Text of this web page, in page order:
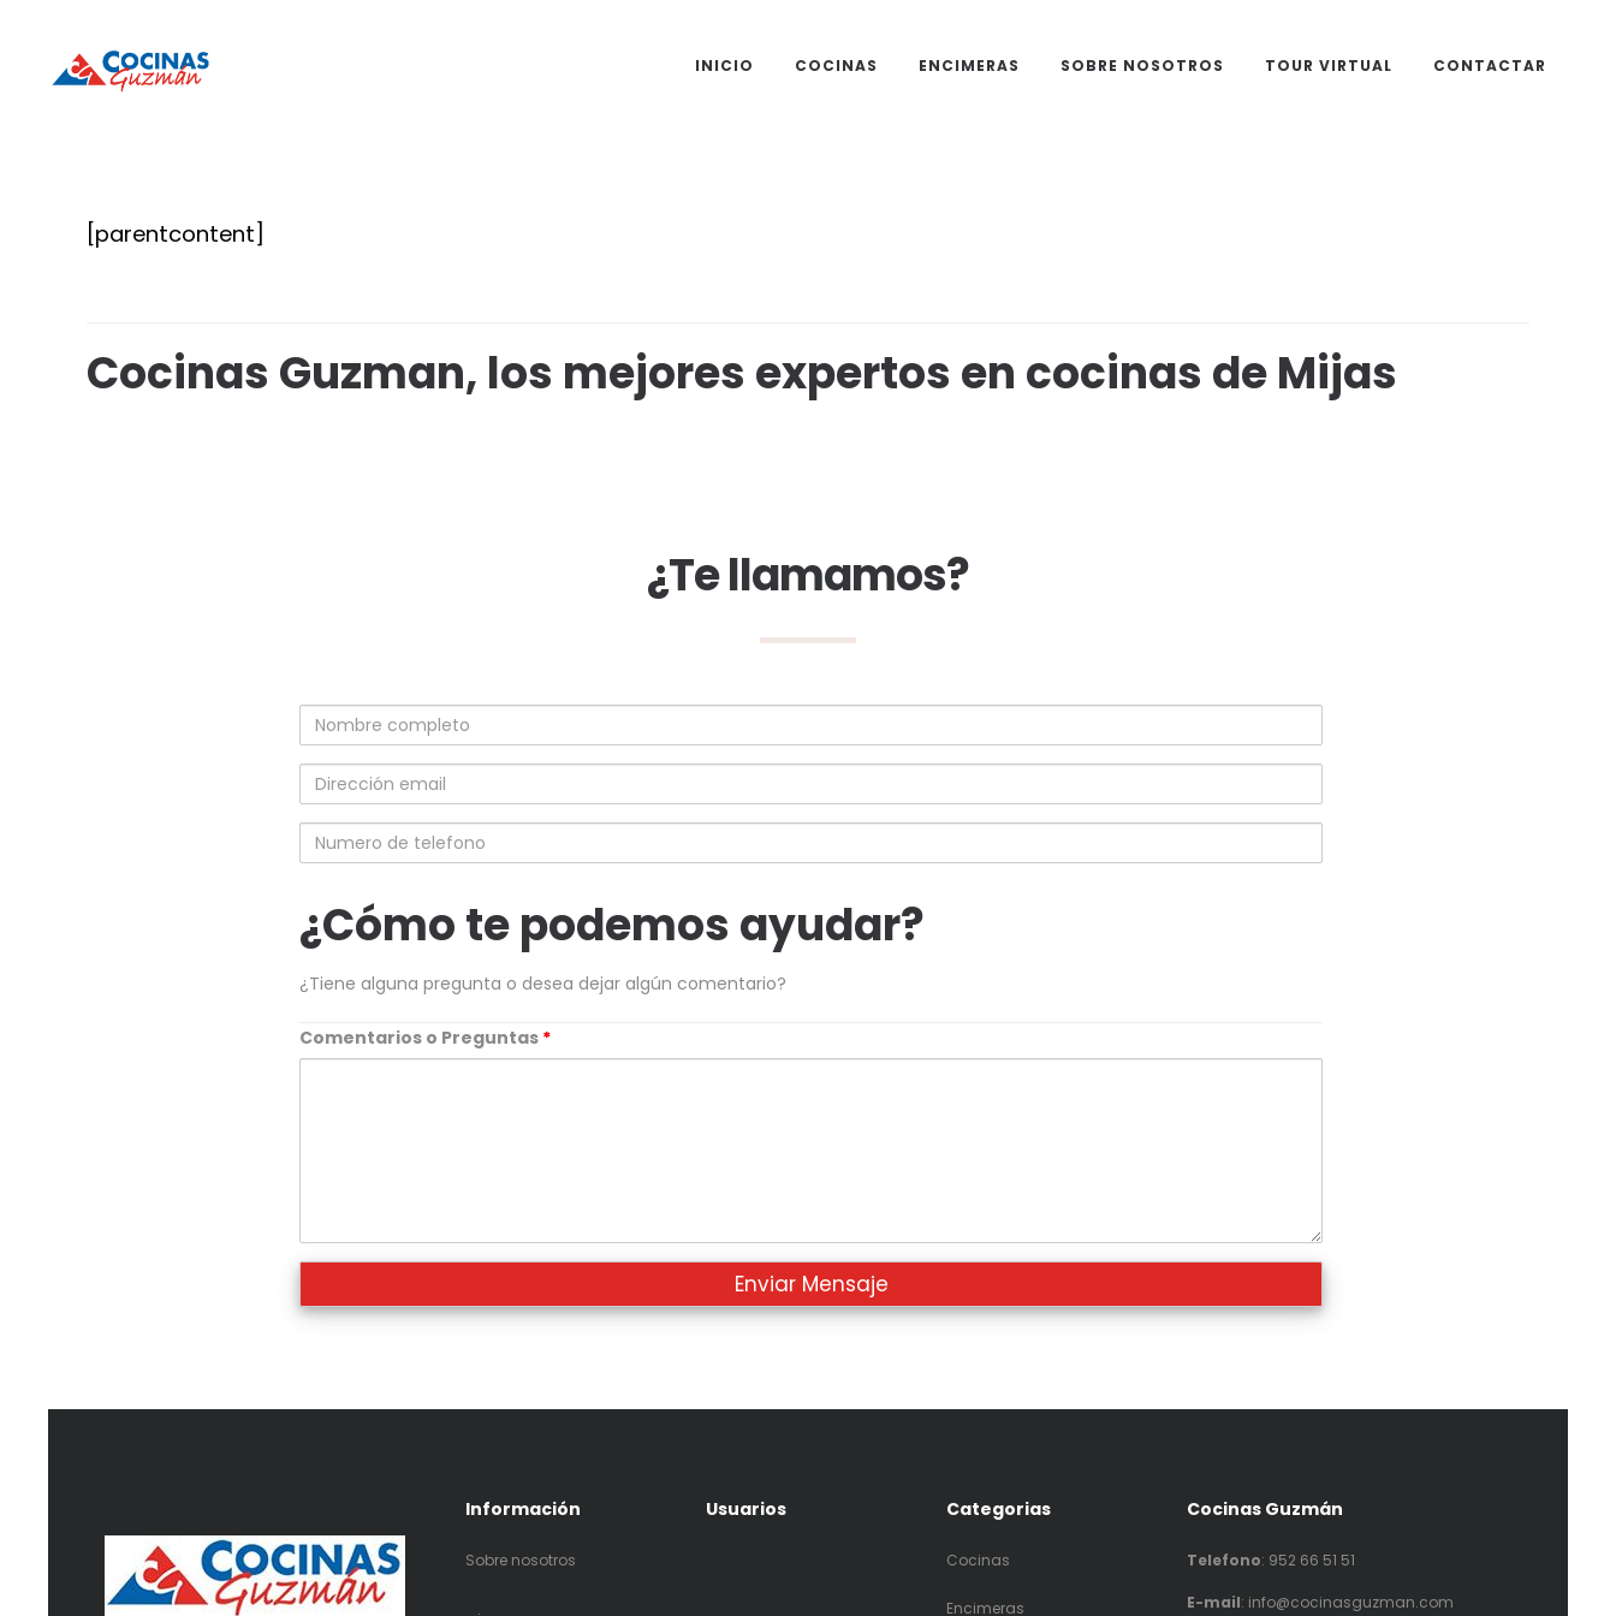
Cocinas
Cocinas INICIO COCINAS ENCIMERAS SOBRE NOSOTROS TOUR VIRTUAL CONTACTAR
[parentcontent]
Cocinas Guzman, los mejores expertos en cocinas de Mijas
¿Te llamamos?
Nombre
completo
Dirección
email
Numero
de
¿Cómo te podemos ayudar?
¿Tiene alguna pregunta o desea dejar algún comentario?
Comentarios o Preguntas *
Información
Sobre nosotros
.
Usuarios Categorias
Cocinas
Encimeras
Cocinas Guzmán
Telefono: 952 66 51 51
E-mail: info@cocinasguzman.com